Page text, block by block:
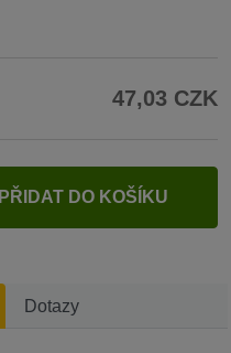
47,03 CZK
PŘIDAT DO KOŠÍKU
Dotazy